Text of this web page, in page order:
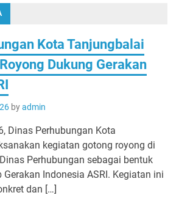
Kota Tanjungbalai
Dukung Gerakan
byadmin
Dinas Perhubungan Kota
kegiatan gotong royong di
Perhubungan sebagai bentuk
Indonesia ASRI. Kegiatan ini
dan […]